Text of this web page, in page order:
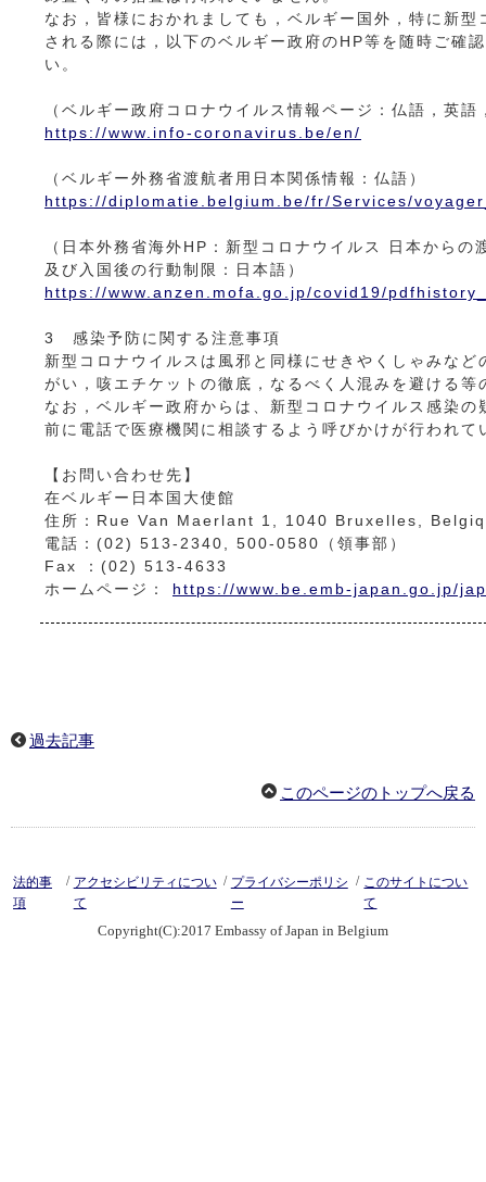
なお，皆様におかれましても，ベルギー国外，特に新
される際には，以下のベルギー政府のHP等を随時ご確
い。
（ベルギー政府コロナウイルス情報ページ：仏語，英語
https://www.info-coronavirus.be/en/
（ベルギー外務省渡航者用日本関係情報：仏語）
https://diplomatie.belgium.be/fr/Services/
（日本外務省海外HP：新型コロナウイルス 日本から
及び入国後の行動制限：日本語）
https://www.anzen.mofa.go.jp/covid19/
3 感染予防に関する注意事項
新型コロナウイルスは風邪と同様にせきやくしゃみな
がい，咳エチケットの徹底，なるべく人混みを避ける
なお，ベルギー政府からは、新型コロナウイルス感染
前に電話で医療機関に相談するよう呼びかけが行われ
【お問い合わせ先】
在ベルギー日本国大使館
住所：Rue Van Maerlant 1, 1040 Bruxelles,
電話：(02) 513-2340, 500-0580（領事部）
Fax ：(02) 513-4633
ホームページ： https://www.be.emb-japan.go.jp/
過去記事
このページのトップへ戻る
法的事
項
/ アクセシビリティについ
て
/ プライバシーポリシ
ー
/ このサイトについ
て
Copyright(C):2017 Embassy of Japan in Belgium